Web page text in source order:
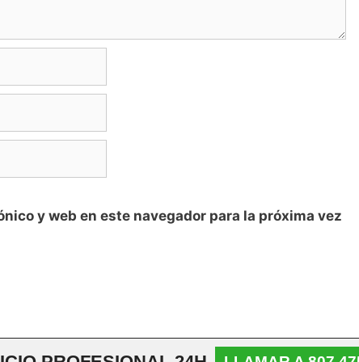
y web en este navegador para la próxima vez